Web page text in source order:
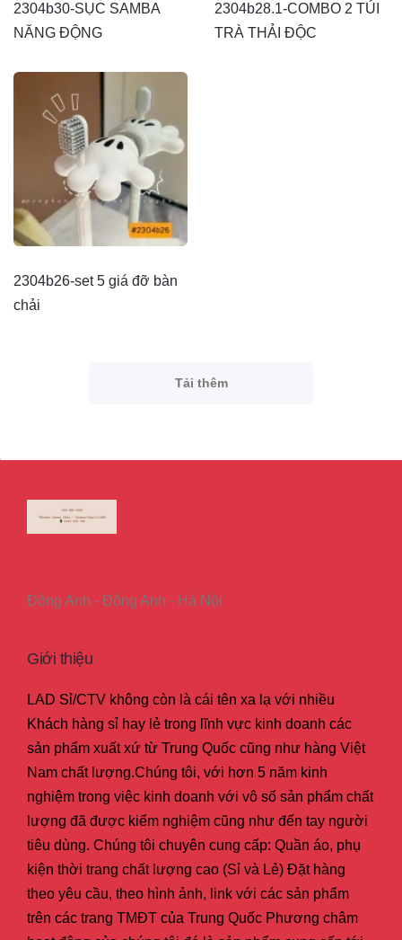
2304b30-SỤC SAMBA
NĂNG ĐỘNG
2304b28.1-COMBO 2 TÚI
TRÀ THẢI ĐỘC
2304b26-set 5 giá đỡ bàn
chải
Tải thêm
Đông Anh - Đông Anh - Hà Nội
Giới thiệu
LAD Sỉ/CTV không còn là cái tên xa lạ với nhiều
Khách hàng sỉ hay lẻ trong lĩnh vực kinh doanh các
sản phẩm xuất xứ từ Trung Quốc cũng như hàng Việt
Nam chất lượng.Chúng tôi, với hơn 5 năm kinh
nghiệm trong việc kinh doanh với vô số sản phẩm chất
lượng đã được kiểm nghiệm cũng như đến tay người
tiêu dùng. Chúng tôi chuyên cung cấp: Quần áo, phụ
kiện thời trang chất lượng cao (Sỉ và Lẻ) Đặt hàng
theo yêu cầu, theo hình ảnh, link với các sản phẩm
trên các trang TMĐT của Trung Quốc Phương châm